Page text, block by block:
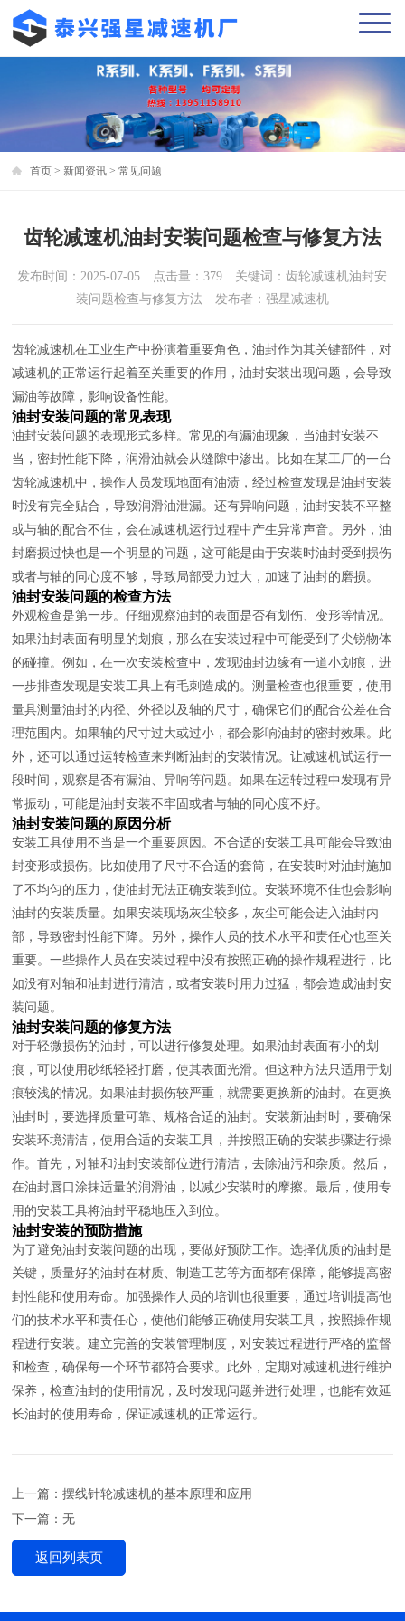
首页 > 新闻资讯 >常见问题
齿轮减速机油封安装问题检查与修复方法
发布时间：2025-07-05 点击量：379 关键词：齿轮减速机油封安
装问题检查与修复方法 发布者：强星减速机
齿轮减速机在工业生产中扮演着重要角色，油封作为其关键部件，对
减速机的正常运行起着至关重要的作用，油封安装出现问题，会导致
漏油等故障，影响设备性能。
油封安装问题的常见表现
油封安装问题的表现形式多样。常见的有漏油现象，当油封安装不
当，密封性能下降，润滑油就会从缝隙中渗出。比如在某工厂的一台
齿轮减速机中，操作人员发现地面有油渍，经过检查发现是油封安装
时没有完全贴合，导致润滑油泄漏。还有异响问题，油封安装不平整
或与轴的配合不佳，会在减速机运行过程中产生异常声音。另外，油
封磨损过快也是一个明显的问题，这可能是由于安装时油封受到损伤
或者与轴的同心度不够，导致局部受力过大，加速了油封的磨损。
油封安装问题的检查方法
外观检查是第一步。仔细观察油封的表面是否有划伤、变形等情况。
如果油封表面有明显的划痕，那么在安装过程中可能受到了尖锐物体
的碰撞。例如，在一次安装检查中，发现油封边缘有一道小划痕，进
一步排查发现是安装工具上有毛刺造成的。测量检查也很重要，使用
量具测量油封的内径、外径以及轴的尺寸，确保它们的配合公差在合
理范围内。如果轴的尺寸过大或过小，都会影响油封的密封效果。此
外，还可以通过运转检查来判断油封的安装情况。让减速机试运行一
段时间，观察是否有漏油、异响等问题。如果在运转过程中发现有异
常振动，可能是油封安装不牢固或者与轴的同心度不好。
油封安装问题的原因分析
安装工具使用不当是一个重要原因。不合适的安装工具可能会导致油
封变形或损伤。比如使用了尺寸不合适的套筒，在安装时对油封施加
了不均匀的压力，使油封无法正确安装到位。安装环境不佳也会影响
油封的安装质量。如果安装现场灰尘较多，灰尘可能会进入油封内
部，导致密封性能下降。另外，操作人员的技术水平和责任心也至关
重要。一些操作人员在安装过程中没有按照正确的操作规程进行，比
如没有对轴和油封进行清洁，或者安装时用力过猛，都会造成油封安
装问题。
油封安装问题的修复方法
对于轻微损伤的油封，可以进行修复处理。如果油封表面有小的划
痕，可以使用砂纸轻轻打磨，使其表面光滑。但这种方法只适用于划
痕较浅的情况。如果油封损伤较严重，就需要更换新的油封。在更换
油封时，要选择质量可靠、规格合适的油封。安装新油封时，要确保
安装环境清洁，使用合适的安装工具，并按照正确的安装步骤进行操
作。首先，对轴和油封安装部位进行清洁，去除油污和杂质。然后，
在油封唇口涂抹适量的润滑油，以减少安装时的摩擦。最后，使用专
用的安装工具将油封平稳地压入到位。
油封安装的预防措施
为了避免油封安装问题的出现，要做好预防工作。选择优质的油封是
关键，质量好的油封在材质、制造工艺等方面都有保障，能够提高密
封性能和使用寿命。加强操作人员的培训也很重要，通过培训提高他
们的技术水平和责任心，使他们能够正确使用安装工具，按照操作规
程进行安装。建立完善的安装管理制度，对安装过程进行严格的监督
和检查，确保每一个环节都符合要求。此外，定期对减速机进行维护
保养，检查油封的使用情况，及时发现问题并进行处理，也能有效延
长油封的使用寿命，保证减速机的正常运行。
上一篇：摆线针轮减速机的基本原理和应用
下一篇：无
返回列表页